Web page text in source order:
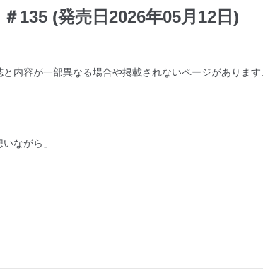
135 (発売日2026年05月12日)
内容が一部異なる場合や掲載されないページがあります
ながら」